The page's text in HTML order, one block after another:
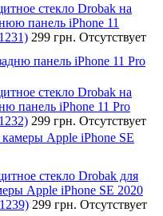
стекло Drobak на
панель iPhone 11
299 грн. Отсутствует
панель iPhone 11 Pro
стекло Drobak на
панель iPhone 11 Pro
299 грн. Отсутствует
Apple iPhone SE
стекло Drobak для
Apple iPhone SE 2020
299 грн. Отсутствует